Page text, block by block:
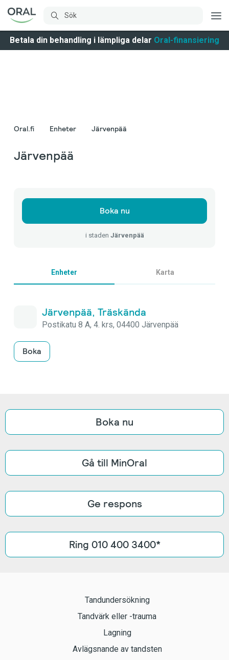
Betala din behandling i lämpliga delar Oral-finansiering
Oral.fi Enheter Järvenpää
Järvenpää
Boka nu
i staden Järvenpää
Enheter Karta
Järvenpää, Träskända
Postikatu 8 A, 4. krs, 04400 Järvenpää
Boka
Boka nu
Gå till MinOral
Ge respons
Ring 010 400 3400*
Tandundersökning
Tandvärk eller -trauma
Lagning
Avlägsnande av tandsten